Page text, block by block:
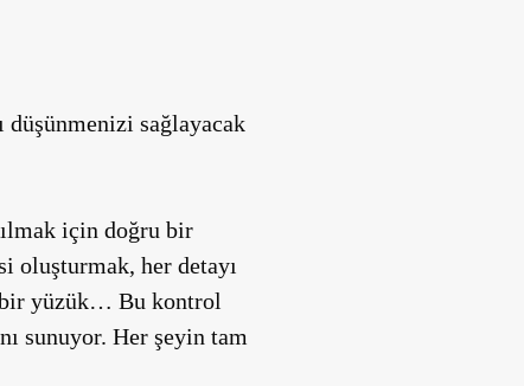
sağlayacak
için doğru bir
oluşturmak, her detayı
bir yüzük… Bu kontrol
sunuyor. Her şeyin tam